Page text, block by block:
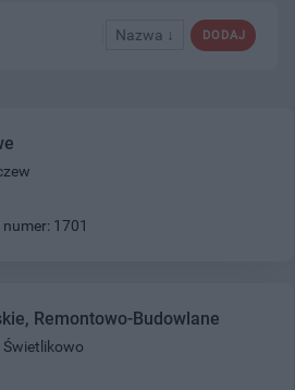
DODAJ
Nazwa ↓
numer: 1701
Remontowo-Budowlane